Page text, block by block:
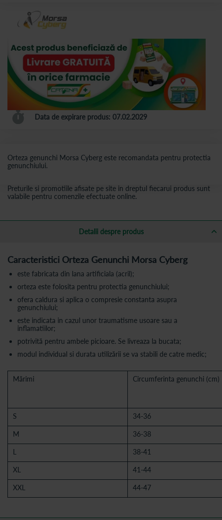
Data de expirare produs: 07.02.2029
Orteza genunchi Morsa Cyberg este recomandata pentru protectia
genunchiului.
Preturile si promotiile afisate pe site in dreptul fiecarui produs sunt
valabile pentru comenzile efectuate online.
Detalii despre produs
Caracteristici Orteza Genunchi Morsa Cyberg
este fabricata din lana artificiala (acril);
orteza este folosita pentru protectia genunchiului;
ofera caldura si aplica o compresie constanta asupra
genunchiului;
este indicata in cazul unor traumatisme usoare sau a
inflamatiilor;
potrivită pentru ambele picioare. Se livreaza la bucata;
modul individual si durata utilizării se va stabili de catre medic;
Mărimi Circumferinta genunchi (cm)
S 34-36
M 36-38
L 38-41
XL 41-44
XXL 44-47